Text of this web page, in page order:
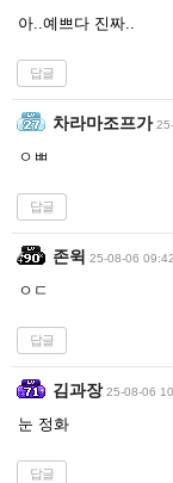
아..예쁘다 진짜..
답글
차라마조프가
ㅇㅃ
답글
존윅 25-08-06 09:42
ㅇㄷ
답글
김과장 25-08-06
눈 정화
답글